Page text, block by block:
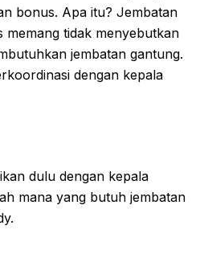
bonus. Apa itu? Jembatan
memang tidak menyebutkan
jembatan gantung.
dengan kepala
dulu dengan kepala
mana yang butuh jembatan